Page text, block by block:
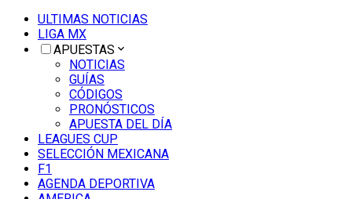
ULTIMAS NOTICIAS
LIGA MX
APUESTAS
NOTICIAS
GUÍAS
CÓDIGOS
PRONÓSTICOS
APUESTA DEL DÍA
LEAGUES CUP
SELECCIÓN MEXICANA
F1
AGENDA DEPORTIVA